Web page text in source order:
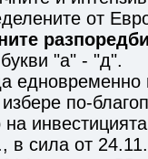
от
"а" - "д".
по-
в сила от